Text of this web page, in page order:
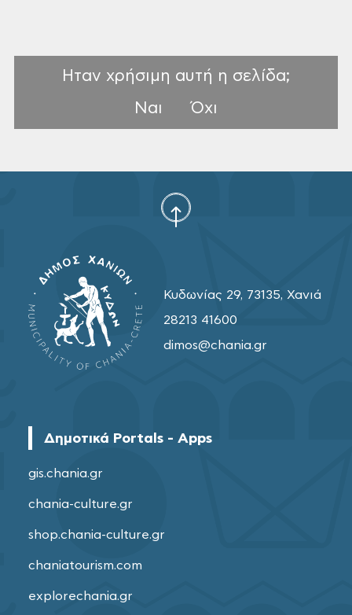
Ηταν χρήσιμη αυτή η σελίδα;
Ναι
Όχι
Κυδωνίας 29, 73135, Χανιά
28213 41600
dimos@chania.gr
Δημοτικά Portals - Apps
gis.chania.gr
chania-culture.gr
shop.chania-culture.gr
chaniatourism.com
explorechania.gr